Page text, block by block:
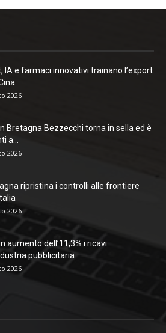
IA e farmaci innovativi trainano l’export
2026
Bretagna Bezzecchi torna in sella ed è
a...
2026
ripristina i controlli alle frontiere
2026
aumento dell’11,3% i ricavi
pubblicitaria
2026